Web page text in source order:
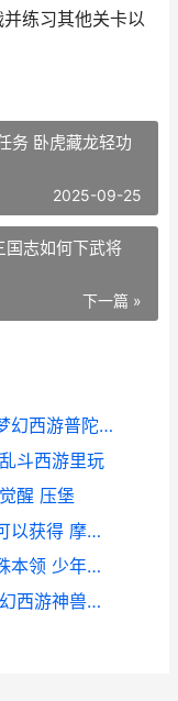
练习其他关卡以
务 卧虎藏龙轻功
2025-09-25
国志如何下武将
下一篇 »
梦幻西游普陀120的宝宝如何培养 梦幻西游普陀129厉害吗
斗西游里玩
醒 压堡
摩尔庄园迷你青春是否有特定条件可以获得 摩尔庄园迷你青春摩托车
少年三国志红将汉武帝是否具备特殊本领 少年三国志武将品质排名最新
梦幻西游神兽和哪种套装最组合 梦幻西游神兽哪个实用2021